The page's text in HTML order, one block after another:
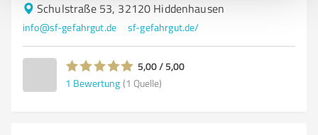
Schulstraße 53, 32120 Hiddenhausen
info@sf-gefahrgut.de sf-gefahrgut.de/
5,00 / 5,00
1 Bewertung (1 Quelle)